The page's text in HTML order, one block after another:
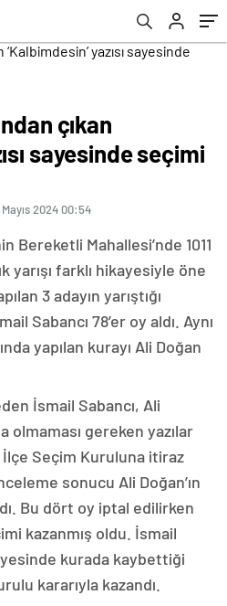
çıkan
sayesinde seçimi
2024 00:54
Bereketli Mahallesi’nde 1011
yarışı farklı hikayesiyle öne
3 adayın yarıştığı
Sabancı 78’er oy aldı. Aynı
yapılan kurayı Ali Doğan
İsmail Sabancı, Ali
olmaması gereken yazılar
Seçim Kuruluna itiraz
sonucu Ali Doğan’ın
Bu dört oy iptal edilirken
kazanmış oldu. İsmail
kurada kaybettiği
kararıyla kazandı.